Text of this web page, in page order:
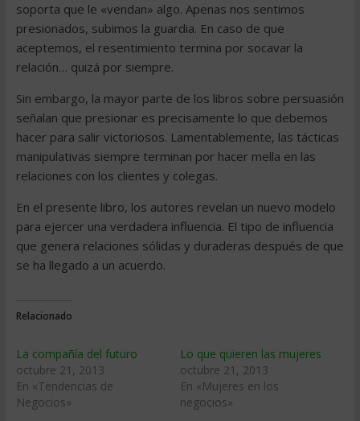
soporta que le «vendan» algo. Apenas nos sentimos
presionados, subimos la guardia. En caso de que
aceptemos, el resentimiento termina por socavar la
relación… quizá por siempre.
Sin embargo, la mayor parte de los libros sobre persuasión
señalan que presionar es precisamente lo que debemos
hacer para salir victoriosos. Lamentablemente, las tácticas
manipulativas siempre terminan por hacer mella en las
relaciones con los clientes y colegas.
En el presente libro, los autores revelan un nuevo modelo
para ejercer una verdadera influencia. El tipo de influencia
que genera relaciones sólidas y duraderas después de que
se ha llegado a un acuerdo.
Relacionado
La compañía del futuro
octubre 21, 2013
En «Tendencias de
Negocios»
Lo que quieren las mujeres
octubre 21, 2013
En «Mujeres en los
negocios»